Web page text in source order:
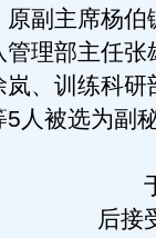
副主席杨伯
理部主任张
、训练科研
人被选为副
于
后接